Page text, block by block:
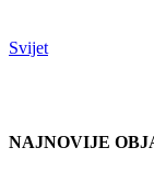
Svijet
NAJNOVIJE